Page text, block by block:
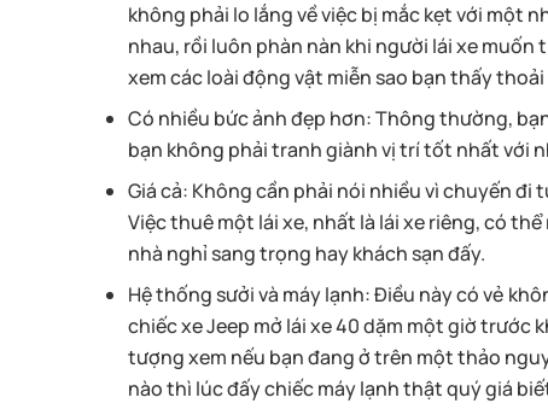
không phải lo lắng về việc bị mắc kẹt với một
nhau, rồi luôn phàn nàn khi người lái xe
xem các loài động vật miễn sao bạn thấy
Có nhiều bức ảnh đẹp hơn: Thông thường,
bạn không phải tranh giành vị trí tốt nhất với
Giá cả: Không cần phải nói nhiều vì chuyến đi
Việc thuê một lái xe, nhất là lái xe riêng, có
nhà nghỉ sang trọng hay khách sạn đấy.
Hệ thống sưởi và máy lạnh: Điều này có vẻ
chiếc xe Jeep mở lái xe 40 dặm một giờ trước
tượng xem nếu bạn đang ở trên một thảo
nào thì lúc đấy chiếc máy lạnh thật quý giá